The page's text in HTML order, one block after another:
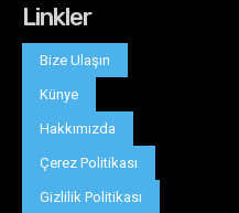
Linkler
Bize Ulaşın
Künye
Hakkımızda
Çerez Politikası
Gizlilik Politikası